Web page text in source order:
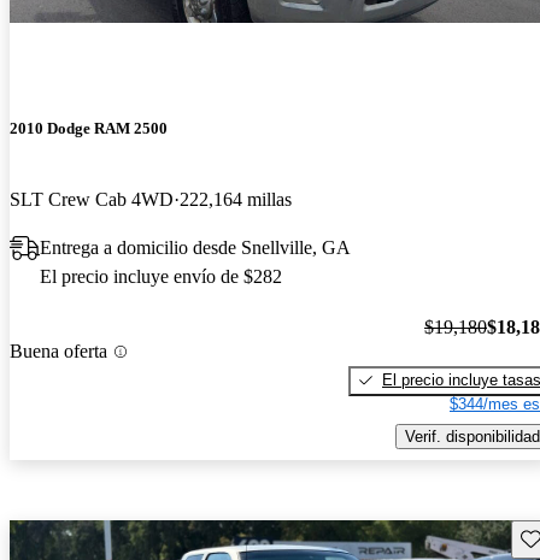
2010 Dodge RAM 2500
SLT Crew Cab 4WD 222,164 millas
Entrega a domicilio desde Snellville, GA
El precio incluye envío de $282
Buena oferta
$19,180
El precio incluye tasas
$344/mes
Verif. disponibilidad